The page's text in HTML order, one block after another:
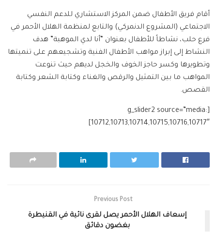
أقام فريق الأطفال ضمن المركز الاستشاري للدعم النفسي
الاجتماعي (المشروع الدنمركي) والتابع لمنظمة الهلال الأحمر في
فرع حلب، نشاطاً للأطفال بعنوان “أنا لدي الموهبة” هدف
النشاط إلى إبراز مواهب الأطفال الفنية وتشجيعهم على تنميتها
وتطويرها وكسر حاجز الخوف والخجل لديهم حيث تنوعت
المواهب ما بين التمثيل والرقص والغناء وكتابة الشعر وكتابة
القصص.
[g_slider2 source=”media:
10712,10713,10714,10715,10716,10717″]
Previous Post
إسعاف الهلال الأحمر يصل لقرى نائية في القنيطرة
بغضون دقائق